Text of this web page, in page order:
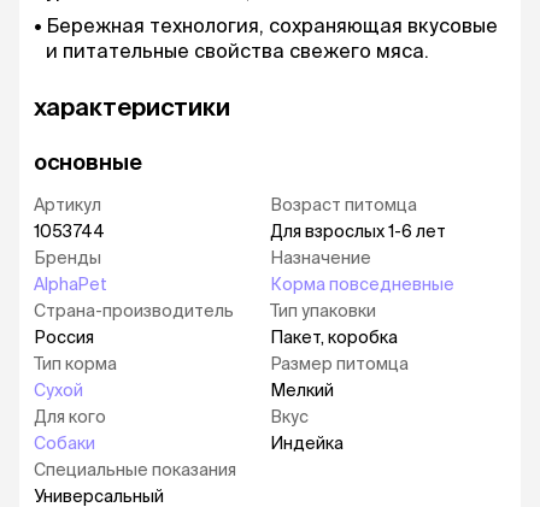
Бережная технология, сохраняющая вкусовые
и питательные свойства свежего мяса.
характеристики
основные
Артикул
1053744
Бренды
AlphaPet
Страна-производитель
Россия
Тип корма
Сухой
Для кого
Собаки
Специальные показания
Универсальный
Возраст питомца
Для взрослых 1-6 лет
Назначение
Корма повседневные
Тип упаковки
Пакет, коробка
Размер питомца
Мелкий
Вкус
Индейка